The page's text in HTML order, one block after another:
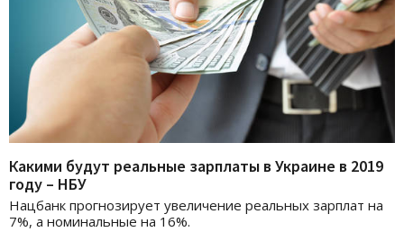
Какими будут реальные зарплаты в Украине в 2019
году – НБУ
Нацбанк прогнозирует увеличение реальных зарплат на
7%, а номинальные на 16%.